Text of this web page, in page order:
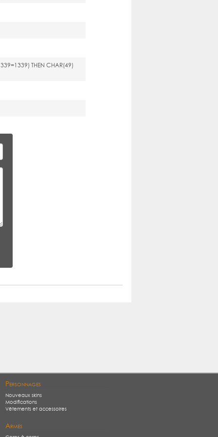
THEN CHAR(49)
Personnages
Nouveaux skins
Modifications
Vêtements et accessoires
Armes